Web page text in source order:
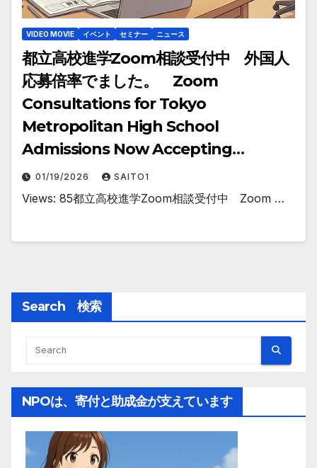
VIDEO MOVIE イベント セミナー ニュース
都立高校進学Zoom相談受付中 外国人
応募倍率でました。 Zoom
Consultations for Tokyo
Metropolitan High School
Admissions Now Accepting
Applications
01/19/2026 SAITO1
Views: 85都立高校進学Zoom相談受付中 Zoom …
Search 検索
NPOは、寄付と助成金が支えています